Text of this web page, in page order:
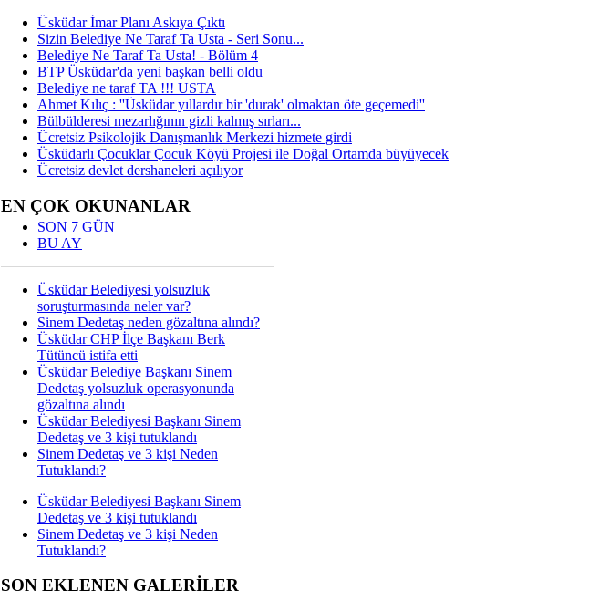
Üsküdar İmar Planı Askıya Çıktı
Sizin Belediye Ne Taraf Ta Usta - Seri Sonu...
Belediye Ne Taraf Ta Usta! - Bölüm 4
BTP Üsküdar'da yeni başkan belli oldu
Belediye ne taraf TA !!! USTA
Ahmet Kılıç : ''Üsküdar yıllardır bir 'durak' olmaktan öte geçemedi''
Bülbülderesi mezarlığının gizli kalmış sırları...
Ücretsiz Psikolojik Danışmanlık Merkezi hizmete girdi
Üsküdarlı Çocuklar Çocuk Köyü Projesi ile Doğal Ortamda büyüyecek
Ücretsiz devlet dershaneleri açılıyor
EN ÇOK OKUNANLAR
SON 7 GÜN
BU AY
Üsküdar Belediyesi yolsuzluk
soruşturmasında neler var?
Sinem Dedetaş neden gözaltına alındı?
Üsküdar CHP İlçe Başkanı Berk
Tütüncü istifa etti
Üsküdar Belediye Başkanı Sinem
Dedetaş yolsuzluk operasyonunda
gözaltına alındı
Üsküdar Belediyesi Başkanı Sinem
Dedetaş ve 3 kişi tutuklandı
Sinem Dedetaş ve 3 kişi Neden
Tutuklandı?
Üsküdar Belediyesi Başkanı Sinem
Dedetaş ve 3 kişi tutuklandı
Sinem Dedetaş ve 3 kişi Neden
Tutuklandı?
SON EKLENEN GALERİLER